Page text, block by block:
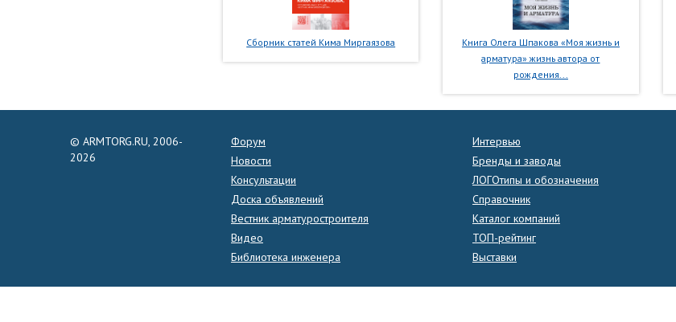
Сборник статей Кима Миргаязова
Книга Олега Шпакова «Моя жизнь и
арматура» жизнь автора от
рождения...
© ARMTORG.RU, 2006-
2026
Форум
Новости
Консультации
Доска объявлений
Вестник арматуростроителя
Видео
Библиотека инженера
Интервью
Бренды и заводы
ЛОГОтипы и обозначения
Справочник
Каталог компаний
ТОП-рейтинг
Выставки